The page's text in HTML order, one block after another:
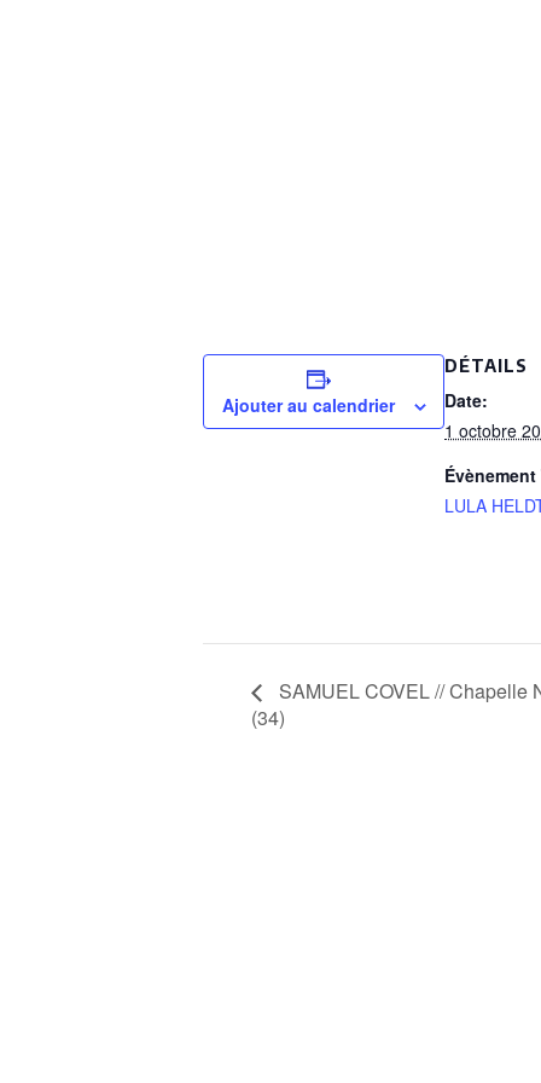
Ajouter au calendrier
DÉTAILS
Date:
1 octobre
Évènement
LULA
SAMUEL COVEL // Chapelle
(34)